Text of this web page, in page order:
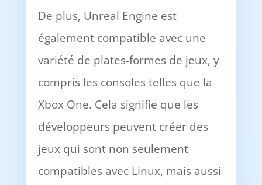
De plus, Unreal Engine est
également compatible avec une
variété de plates-formes de jeux, y
compris les consoles telles que la
Xbox One. Cela signifie que les
développeurs peuvent créer des
jeux qui sont non seulement
compatibles avec Linux, mais aussi